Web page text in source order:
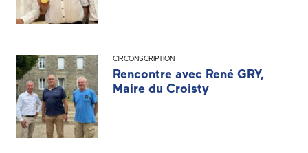
CIRCONSCRIPTION
Rencontre avec René GRY,
Maire du Croisty